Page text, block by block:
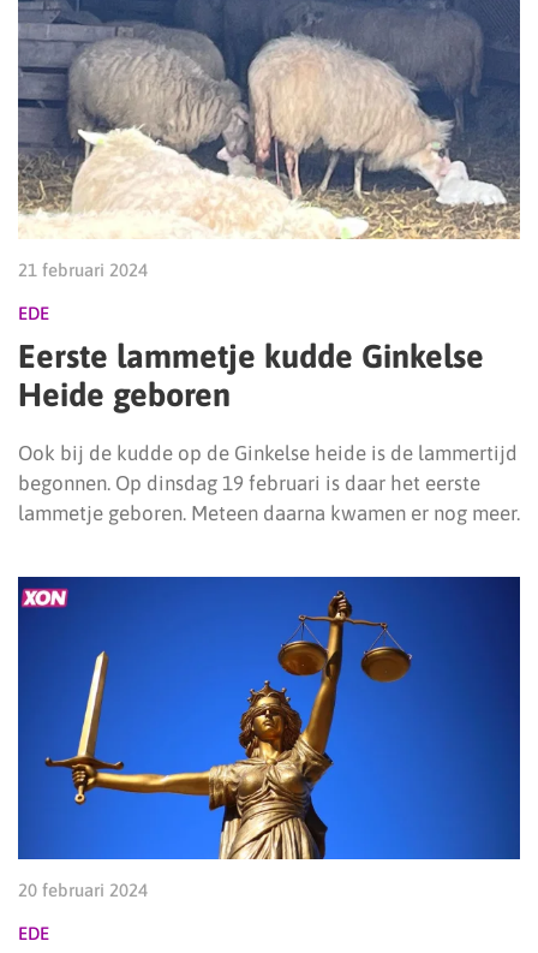
21 februari 2024
EDE
Eerste lammetje kudde Ginkelse
Heide geboren
Ook bij de kudde op de Ginkelse heide is de lammertijd
begonnen. Op dinsdag 19 februari is daar het eerste
lammetje geboren. Meteen daarna kwamen er nog meer.
20 februari 2024
EDE